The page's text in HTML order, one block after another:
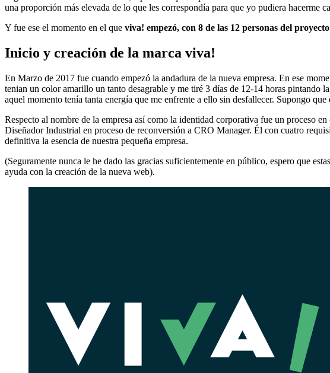
una proporción más elevada de lo que les correspondía para que yo pudiera hacerme
Y fue ese el momento en el que viva! empezó, con 8 de las 12 personas del
Inicio y creación de la marca viva!
En Marzo de 2017 fue cuando empezó la andadura de la nueva empresa. En ese
tenian un color amarillo un tanto desagrable y me tiré 3 días de 12-14 horas pintando
aquel momento tenía tanta energía que me enfrente a ello sin desfallecer. Supongo
Respecto al nombre de la empresa así como la identidad corporativa fue un proceso
Diseñador Industrial en proceso de reconversión a CRO Manager. Él con cuatro
definitiva la esencia de nuestra pequeña empresa.
(Seguramente nunca le he dado las gracias suficientemente en público, espero que
ayuda con la creación de la nueva web).